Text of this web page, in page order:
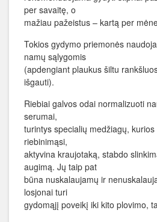
per savaitę, o
mažiau pažeistus – kartą per
Tokios gydymo priemonės
namų sąlygomis
(apdengiant plaukus šiltu
išgauti).
Riebiai galvos odai normalizuoti
serumai,
turintys specialių medžiagų,
riebinimąsi,
aktyvina kraujotaką, stabdo
augimą. Jų taip pat
būna nuskalaujamų ir
losjonai turi
gydomąjį poveikį iki kito plovimo,